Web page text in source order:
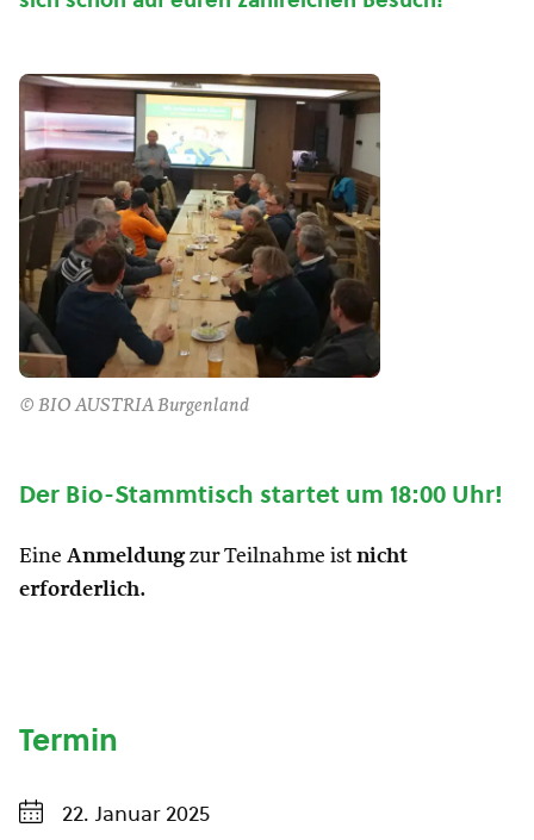
© BIO AUSTRIA Burgenland
Der Bio-Stammtisch startet um 18:00 Uhr!
Eine Anmeldungzur Teilnahme ist nicht
erforderlich.
Termin
22. Januar 2025